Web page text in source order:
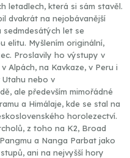
letadlech, která si sám stavěl.
dvakrát na nejobávanější
sedmdesátých let se
elitu. Myšlením originální,
Proslavily ho výstupy v
Alpách, na Kavkaze, v Peru i
nebo v
ale především mimořádné
a Himálaje, kde se stal na
horolezectví.
z toho na K2, Broad
a Nanga Parbat jako
ani na nejvyšší hory